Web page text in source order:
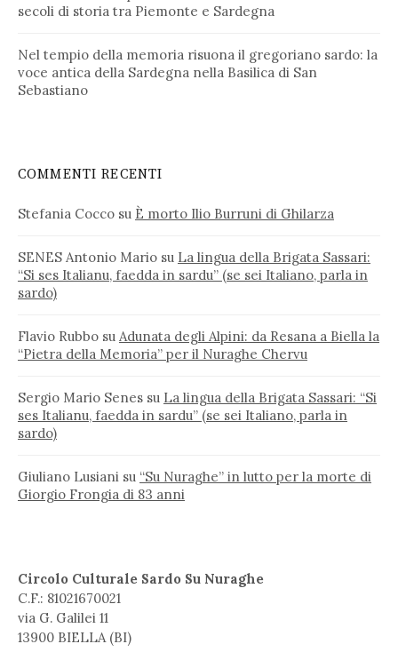
secoli di storia tra Piemonte e Sardegna
Nel tempio della memoria risuona il gregoriano sardo: la
voce antica della Sardegna nella Basilica di San
Sebastiano
COMMENTI RECENTI
Stefania Cocco su È morto Ilio Burruni di Ghilarza
SENES Antonio Mario su La lingua della Brigata Sassari:
“Si ses Italianu, faedda in sardu” (se sei Italiano, parla in
sardo)
Flavio Rubbo su Adunata degli Alpini: da Resana a Biella la
“Pietra della Memoria” per il Nuraghe Chervu
Sergio Mario Senes su La lingua della Brigata Sassari: “Si
ses Italianu, faedda in sardu” (se sei Italiano, parla in
sardo)
Giuliano Lusiani su “Su Nuraghe” in lutto per la morte di
Giorgio Frongia di 83 anni
Circolo Culturale Sardo Su Nuraghe
C.F.: 81021670021
via G. Galilei 11
13900 BIELLA (BI)